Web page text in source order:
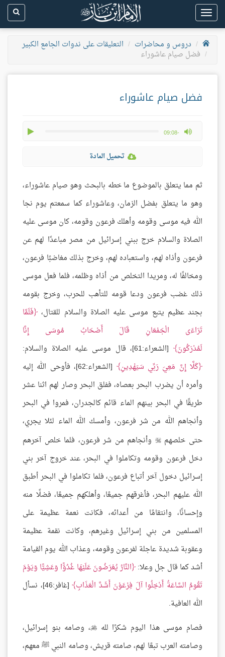
Toggle
navigation
دروس و محاضرات
التعليقات على ندوات الجامع الكبير
فضل صيام عاشوراء
فضل صيام عاشوراء
-09:08
max volume
تحميل المادة
ثم مما يتعلق بالموضوع ما خطه بالبحث وهو صيام عاشوراء،
وهو ما يتعلق بفضل الزمان، وعاشوراء كما سمعتم يوم نجا
الله فيه موسى وقومه وأهلك فرعون وقومه، كان موسى عليه
الصلاة والسلام خرج ببني إسرائيل من مصر مباعدًا لهم عن
فرعون وأذاه لهم، واستعباده لهم، وخرج بذلك مغاضبًا فرعون،
ومخالفًا له، ومريدا التخلص من أذاه وظلمه، فلما فعل موسى
ذلك غضب فرعون ودعا قومه للتأهب للحرب، وخرج بقومه
بجند عظيم يتبع موسى عليه الصلاة والسلام للقتال، فَلَمَّا
تَرَاءَى الْجَمْعَانِ قَالَ أَصْحَابُ مُوسَى إِنَّا
لَمُدْرَكُونَ [الشعراء:61]، قال موسى عليه الصلاة والسلام:
كَلَّا إِنَّ مَعِيَ رَبِّي سَيَهْدِينِ
[الشعراء:62]، فأوحى الله إليه
وأمره أن يضرب البحر بعصاه، ففلق البحر وصار لهم اثنا عشر
طريقًا في البحر بينهم الماء قائم كالجدران، فمروا في البحر
وأنجاهم الله من شر فرعون، وأمسك الله الماء لئلا يجري،
حتى خلصهم وأنجاهم من شر فرعون، فلما خلص آخرهم
دخل فرعون وقومه وتكاملوا في البحر، عند خروج آخر بني
إسرائيل دخول آخر أتباع فرعون، فلما تكاملوا في البحر أطبق
الله عليهم البحر، فأغرقهم جميعًا، وأهلكهم جميعًا، فضلًا منه
وإحسانًا، وانتقامًا من أعدائه، فكانت نعمة عظيمة على
المسلمين من بني إسرائيل وغيرهم، وكانت نقمة عظيمة
وعقوبة شديدة عاجلة لفرعون وقومه، وعذاب الله يوم القيامة
أشد كما قال جل وعلا: النَّارُ يُعْرَضُونَ عَلَيْهَا غُدُوًّا وَعَشِيًّا وَيَوْمَ
تَقُومُ السَّاعَةُ أَدْخِلُوا آلَ فِرْعَوْنَ أَشَدَّ الْعَذَابِ
[غافر:46]، نسأل
الله العافية.
فصام موسى هذا اليوم شكرًا لله ، وصامه بنو إسرائيل،
وصامته العرب تبعًا لهم، صامته قريش، وصامه النبي ﷺ معهم،